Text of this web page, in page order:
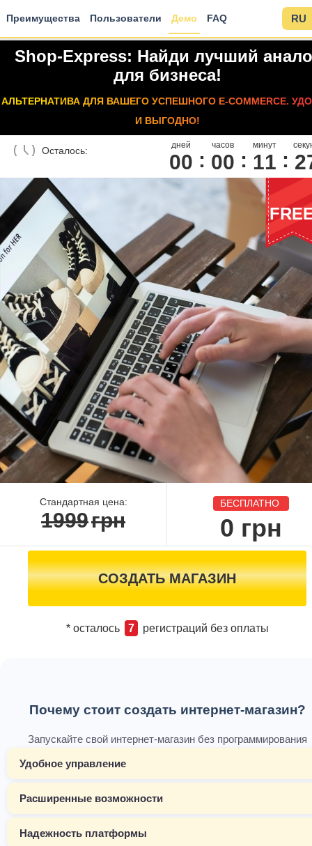
Преимущества Пользователи Демо FAQ RU
Shop-Express: Найди лучший
для бизнеса!
АЛЬТЕРНАТИВА ДЛЯ ВАШЕГО УСПЕШНОГО E-COMMERCE.
И ВЫГОДНО!
Осталось: дней
00
часов
00
минут
11 2
Стандартная цена:
1999грн
БЕСПЛАТНО
0 грн
СОЗДАТЬ МАГАЗИН
* осталось 7 регистраций без оплаты
Почему стоит создать интернет-магазин?
Запускайте свой интернет-магазин без программирования
Удобное управление
Расширенные возможности
Надежность платформы